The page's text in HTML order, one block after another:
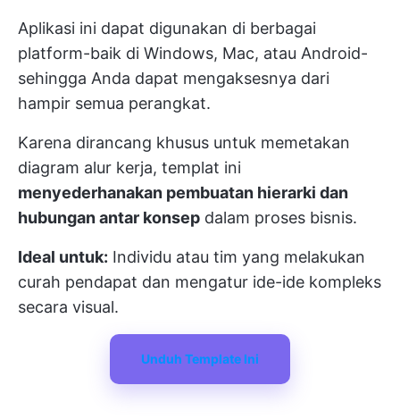
Aplikasi ini dapat digunakan di berbagai
platform-baik di Windows, Mac, atau Android-
sehingga Anda dapat mengaksesnya dari
hampir semua perangkat.
Karena dirancang khusus untuk memetakan
diagram alur kerja, templat ini
menyederhanakan pembuatan hierarki dan
hubungan antar konsep dalam proses bisnis.
Ideal untuk: Individu atau tim yang melakukan
curah pendapat dan mengatur ide-ide kompleks
secara visual.
Unduh Template Ini